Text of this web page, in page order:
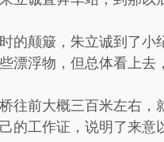
的颠簸，朱立诚到了
漂浮物，但总体看上去
往前大概三百米左右，
的工作证，说明了来意